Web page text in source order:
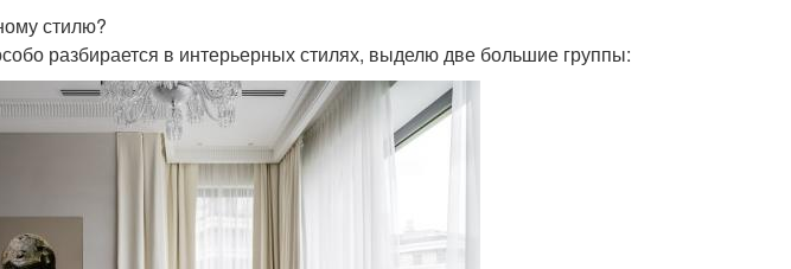
стилю?
разбирается в интерьерных стилях, выделю две большие группы: